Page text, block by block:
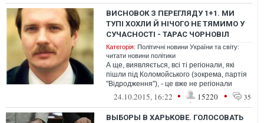
ВИСНОВОК З ПЕРЕГЛЯДУ 1+1. МИ
ТУПІ ХОХЛИ Й НІЧОГО НЕ ТЯМИМО У
СУЧАСНОСТІ - ТАРАС ЧОРНОВІЛ
Категорія: Політичні новини України та світу:
читати новини політики
А ще, виявляється, всі ті регіонали, які
пішли під Коломойського (зокрема, партія
"Відродження"), - це вже не регіонали
зовсім, а чесні й порядні люди...
24.10.2015, 16:22 • 15220 • 35
ВЫБОРЫ В ХАРЬКОВЕ. ГОЛОСОВАТЬ